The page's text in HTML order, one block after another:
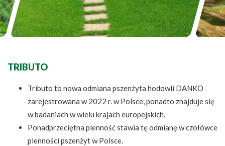
TRIBUTO
Tributo to nowa odmiana pszenżyta hodowli DANKO
zarejestrowana w 2022 r. w Polsce, ponadto znajduje się
w badaniach w wielu krajach europejskich.
Ponadprzeciętna plenność stawia tę odmianę w czołówce
plenności pszenżyt w Polsce.